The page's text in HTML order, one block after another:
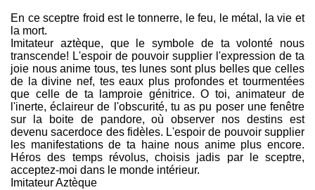
En ce sceptre froid est le tonnerre, le feu, le métal, la vie et
la mort.
Imitateur aztèque, que le symbole de ta volonté nous
transcende! L'espoir de pouvoir supplier l'expression de ta
joie nous anime tous, tes lunes sont plus belles que celles
de la divine nef, tes eaux plus profondes et tourmentées
que celle de ta lamproie génitrice. O toi, animateur de
l'inerte, éclaireur de l'obscurité, tu as pu poser une fenêtre
sur la boite de pandore, où observer nos destins est
devenu sacerdoce des fidèles. L'espoir de pouvoir supplier
les manifestations de ta haine nous anime plus encore.
Héros des temps révolus, choisis jadis par le sceptre,
acceptez-moi dans le monde intérieur.
Imitateur Aztèque